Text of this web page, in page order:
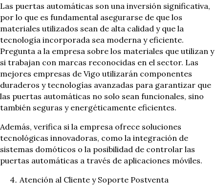
Las puertas automáticas son una inversión significativa,
por lo que es fundamental asegurarse de que los
materiales utilizados sean de alta calidad y que la
tecnología incorporada sea moderna y eficiente.
Pregunta a la empresa sobre los materiales que utilizan y
si trabajan con marcas reconocidas en el sector. Las
mejores empresas de Vigo utilizarán componentes
duraderos y tecnologías avanzadas para garantizar que
las puertas automáticas no solo sean funcionales, sino
también seguras y energéticamente eficientes.
Además, verifica si la empresa ofrece soluciones
tecnológicas innovadoras, como la integración de
sistemas domóticos o la posibilidad de controlar las
puertas automáticas a través de aplicaciones móviles.
Atención al Cliente y Soporte Postventa